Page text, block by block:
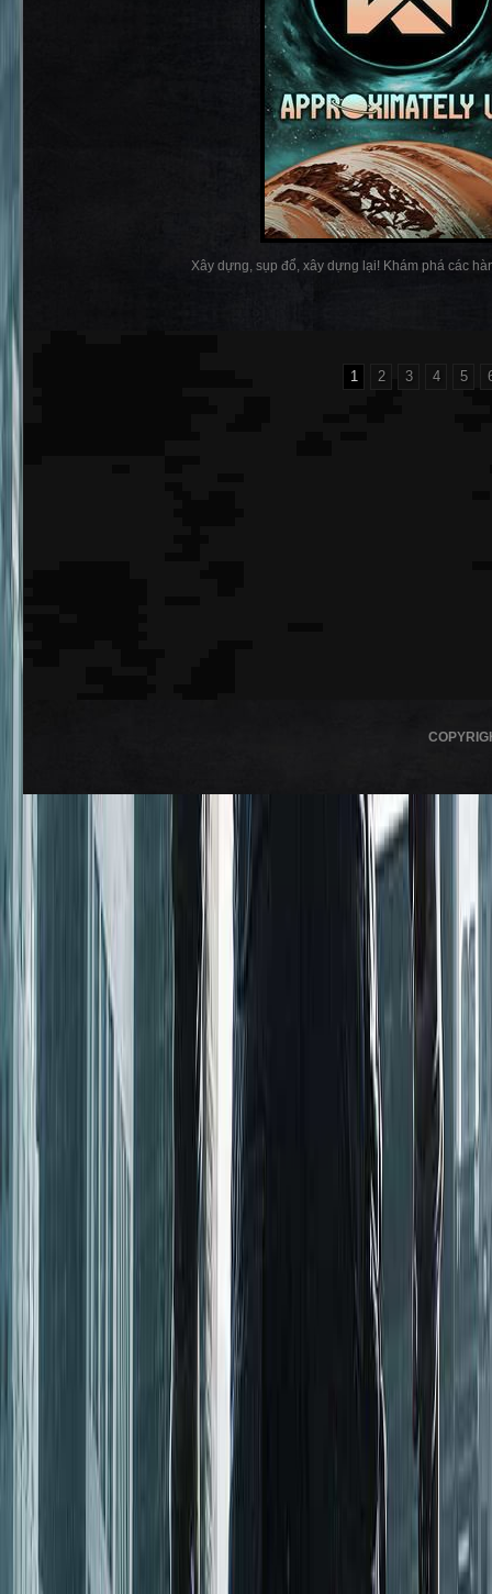
Xây dựng, sụp đổ, xây dựng lại! Khám phá các
1 2 3 4 5